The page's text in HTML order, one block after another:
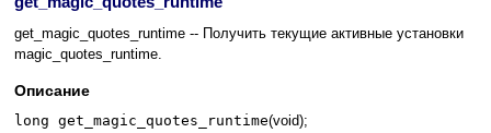
get_magic_quotes_runtime -- Получить текущие активные установки
magic_quotes_runtime.
Описание
long get_magic_quotes_runtime(void);